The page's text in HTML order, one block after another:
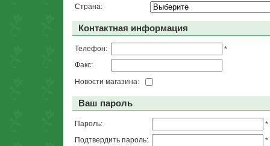
Страна:
Контактная информация
Телефон:
*
Факс:
Новости магазина:
Ваш пароль
Пароль:
*
Подтвердить пароль:
*